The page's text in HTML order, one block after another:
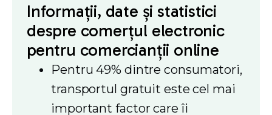
Informații, date și statistici
despre comerțul electronic
pentru comercianții online
Pentru 49% dintre consumatori,
transportul gratuit este cel mai
important factor care îi